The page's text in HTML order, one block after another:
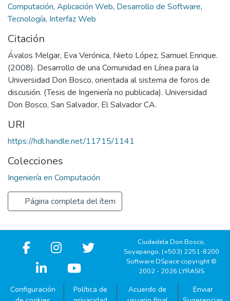
Computación, Aplicación Web, Desarrollo de Software,
Tecnología, Interfaz Web
Citación
Ávalos Melgar, Eva Verónica, Nieto López, Samuel Enrique.
(2008). Desarrollo de una Comunidad en Línea para la
Universidad Don Bosco, orientada al sistema de foros de
discusión. (Tesis de Ingeniería no publicada). Universidad
Don Bosco, San Salvador, El Salvador CA.
URI
https://hdl.handle.net/11715/1141
Colecciones
Ingeniería en Computación
Página completa del ítem
Ciudadela Don Bosco,
Soyapango, (+503) 2251-8200
Software DSpace copyright ©
2002 - 2026 LYRASIS
Configuración
Política de
Acuerdo de
Enviar